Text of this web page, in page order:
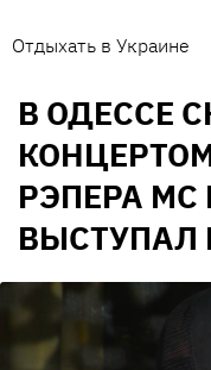
Отдыхать в Украине
В ОДЕССЕ
РЭПЕРА MC
ВЫСТУПАЛ